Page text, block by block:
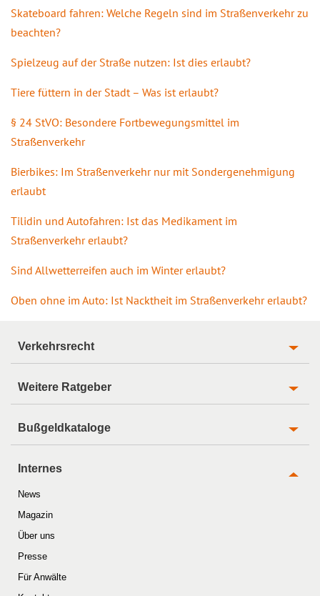
Skateboard fahren: Welche Regeln sind im Straßenverkehr zu
beachten?
Spielzeug auf der Straße nutzen: Ist dies erlaubt?
Tiere füttern in der Stadt – Was ist erlaubt?
§ 24 StVO: Besondere Fortbewegungsmittel im
Straßenverkehr
Bierbikes: Im Straßenverkehr nur mit Sondergenehmigung
erlaubt
Tilidin und Autofahren: Ist das Medikament im
Straßenverkehr erlaubt?
Sind Allwetterreifen auch im Winter erlaubt?
Oben ohne im Auto: Ist Nacktheit im Straßenverkehr erlaubt?
Verkehrsrecht
Weitere Ratgeber
Bußgeldkataloge
Internes
News
Magazin
Über uns
Presse
Für Anwälte